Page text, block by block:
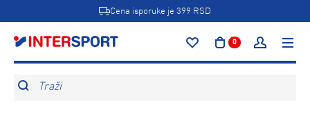
Cena isporuke je 399 RSD
0
Traži